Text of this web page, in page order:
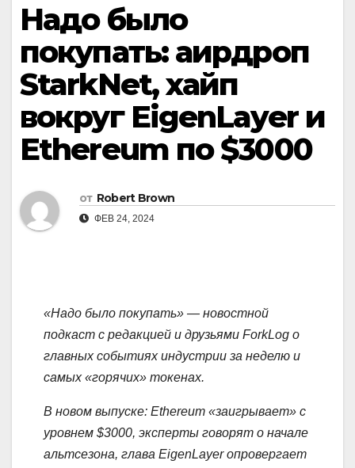
Надо было
покупать: аирдроп
StarkNet, хайп
вокруг EigenLayer и
Ethereum по $3000
от Robert Brown
ФЕВ 24, 2024
«Надо было покупать» — новостной
подкаст с редакцией и друзьями ForkLog о
главных событиях индустрии за неделю и
самых «горячих» токенах.
В новом выпуске: Ethereum «заигрывает» с
уровнем $3000, эксперты говорят о начале
альтсезона, глава EigenLayer опровергает